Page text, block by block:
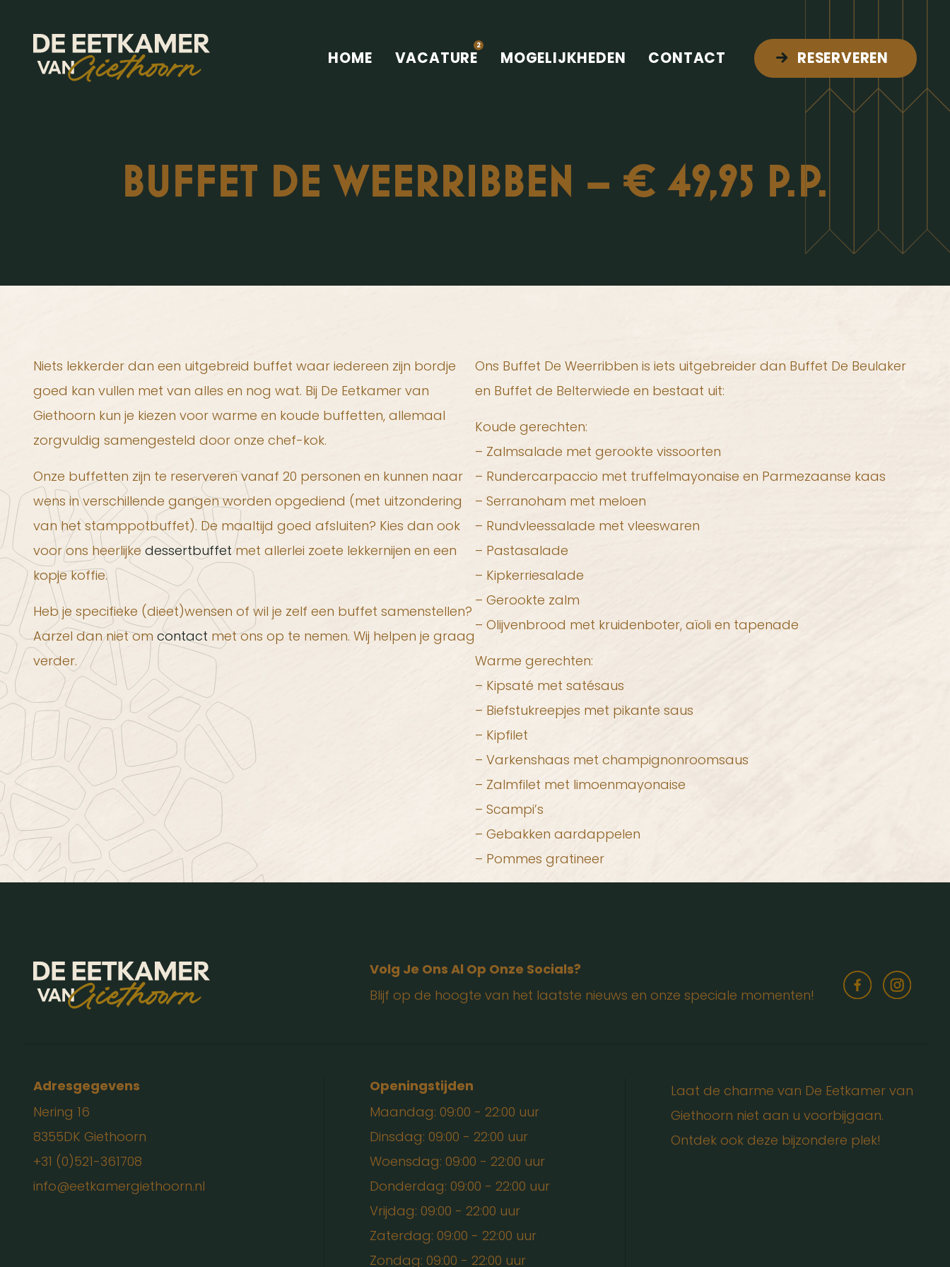
HOME VACATURE
2
MOGELIJKHEDEN CONTACT RESERVEREN
BUFFET DE WEERRIBBEN – € 49,95 P.P.
Niets lekkerder dan een uitgebreid buffet waar iedereen zijn bordje
goed kan vullen met van alles en nog wat. Bij De Eetkamer van
Giethoorn kun je kiezen voor warme en koude buffetten, allemaal
zorgvuldig samengesteld door onze chef-kok.
Onze buffetten zijn te reserveren vanaf 20 personen en kunnen naar
wens in verschillende gangen worden opgediend (met uitzondering
van het stamppotbuffet). De maaltijd goed afsluiten? Kies dan ook
voor ons heerlijkedessertbuffetmet allerlei zoete lekkernijen en een
kopje koffie.
Heb je specifieke (dieet)wensen of wil je zelf een buffet samenstellen?
Aarzel dan niet om contact met ons op te nemen. Wij helpen je graag
verder.
Ons Buffet De Weerribben is iets uitgebreider dan Buffet De Beulaker
en Buffet de Belterwiede en bestaat uit:
Koude gerechten:
– Zalmsalade met gerookte vissoorten
– Rundercarpaccio met truffelmayonaise en Parmezaanse kaas
– Serranoham met meloen
– Rundvleessalade met vleeswaren
– Pastasalade
– Kipkerriesalade
– Gerookte zalm
– Olijvenbrood met kruidenboter, aïoli en tapenade
Warme gerechten:
– Kipsaté met satésaus
– Biefstukreepjes met pikante saus
– Kipfilet
– Varkenshaas met champignonroomsaus
– Zalmfilet met limoenmayonaise
– Scampi’s
– Gebakken aardappelen
– Pommes gratineer
Volg Je Ons Al Op Onze Socials?
Blijf op de hoogte van het laatste nieuws en onze speciale momenten!
Adresgegevens
Nering 16
8355DK Giethoorn
+31 (0)521-361708
info@eetkamergiethoorn.nl
Openingstijden
Maandag: 09:00 - 22:00 uur
Dinsdag: 09:00 - 22:00 uur
Woensdag: 09:00 - 22:00 uur
Donderdag: 09:00 - 22:00 uur
Vrijdag: 09:00 - 22:00 uur
Zaterdag: 09:00 - 22:00 uur
Zondag: 09:00 - 22:00 uur
Laat de charme van De Eetkamer van
Giethoorn niet aan u voorbijgaan.
Ontdek ook deze bijzondere plek!